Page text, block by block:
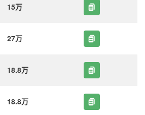
15万
27万
18.8万
18.8万